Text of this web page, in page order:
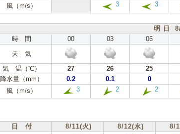
風（m/s）
3 3
明 日
時 間
00 03 06
天 気
気 温（℃）
27 26 25
降水量（mm）
0.2 0.1 0
風（m/s）
3 2 2
日 付 8/11(火) 8/12(水) 8/